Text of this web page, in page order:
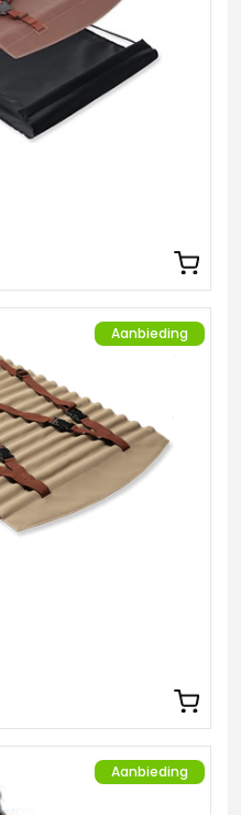
Aanbieding
Aanbieding